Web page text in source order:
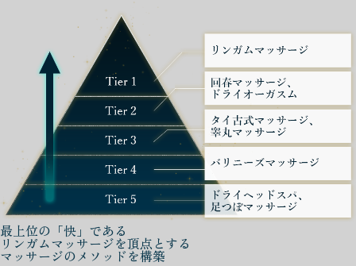
最上位の「快」である
リンガムマッサージを頂点とする
マッサージのメソッドを構築